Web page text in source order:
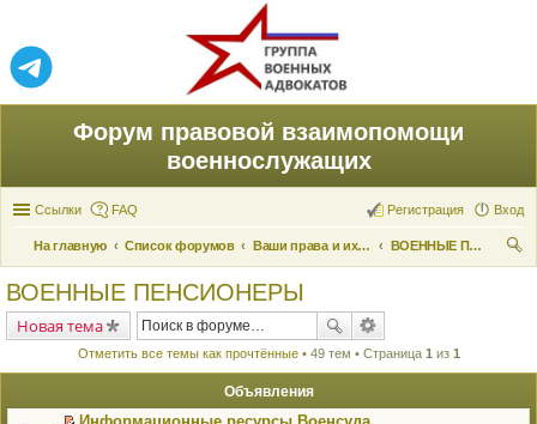
Форум правовой взаимопомощи
военнослужащих
Ссылки FAQ Вход
Регистрация
На главную Список форумов Ваши права и их реализация
ВОЕННЫЕ ПЕНСИОНЕРЫ
ВОЕННЫЕ ПЕНСИОНЕРЫ
Новая тема
Отметить все темы как прочтённые• 49 тем • Страница 1 из 1
Объявления